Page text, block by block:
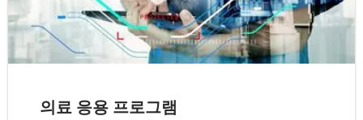
의료 응용 프로그램